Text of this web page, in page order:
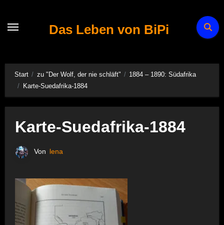
Das Leben von BiPi
Start zu "Der Wolf, der nie schläft"
1884 – 1890: Südafrika
Karte-Suedafrika-1884
Karte-Suedafrika-1884
Von lena